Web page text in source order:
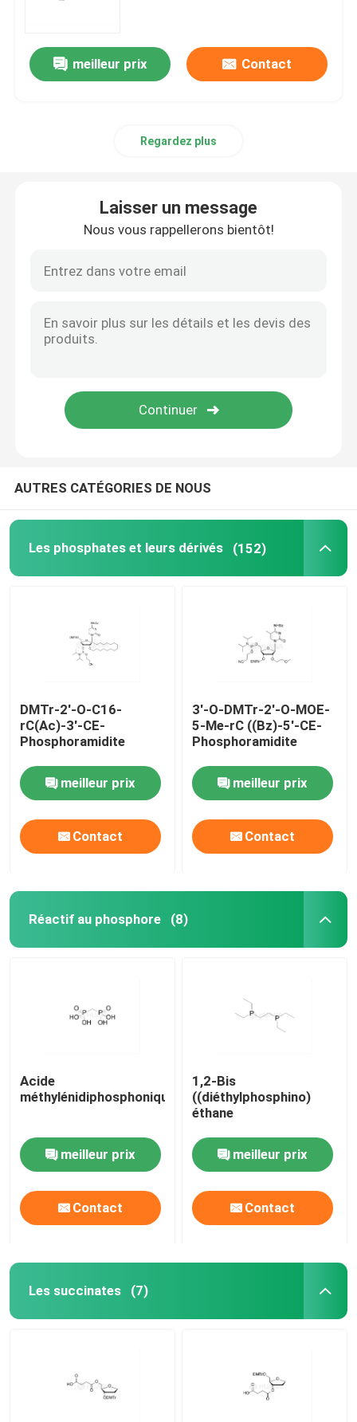
Réactifs de synthèse d'oligo
Système de livraison
meilleur prix Contact
Regardez plus
Laisser un message
Nous vous rappellerons bientôt!
AUTRES CATÉGORIES DE NOUS
Les phosphates et leurs dérivés (152)
DMTr-2'-O-C16-
rC(Ac)-3'-CE-
Phosphoramidite
meilleur prix
Contact
3'-O-DMTr-2'-O-MOE-
5-Me-rC ((Bz)-5'-CE-
Phosphoramidite
meilleur prix
Contact
Réactif au phosphore (8)
Acide
méthylénidiphosphonique
meilleur prix
Contact
1,2-Bis
((diéthylphosphino)
éthane
meilleur prix
Contact
Les succinates (7)